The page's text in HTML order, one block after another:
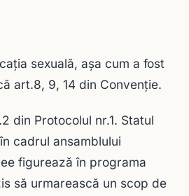
sexuală, aşa cum a fost
art.8, 9, 14 din Convenţie.
din Protocolul nr.1. Statul
cadrul ansamblului
figurează în programa
să urmarească un scop de